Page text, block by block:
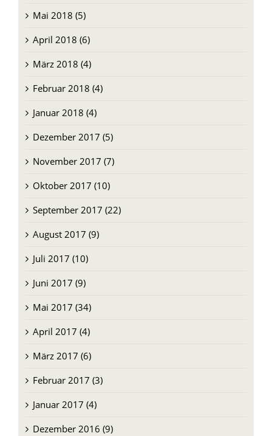
Mai 2018 (5)
April 2018 (6)
März 2018 (4)
Februar 2018 (4)
Januar 2018 (4)
Dezember 2017 (5)
November 2017 (7)
Oktober 2017 (10)
September 2017 (22)
August 2017 (9)
Juli 2017 (10)
Juni 2017 (9)
Mai 2017 (34)
April 2017 (4)
März 2017 (6)
Februar 2017 (3)
Januar 2017 (4)
Dezember 2016 (9)